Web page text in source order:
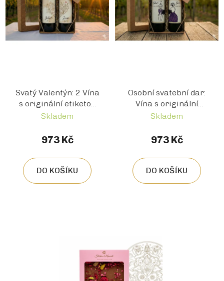
Svatý Valentýn: 2 Vína
s originální etiketou
na Vaše přání v
Skladem
973 Kč
DO KOŠÍKU
Osobní svatební dar:
Vína s originální
etiketou, jmény a
Skladem
973 Kč
DO KOŠÍKU